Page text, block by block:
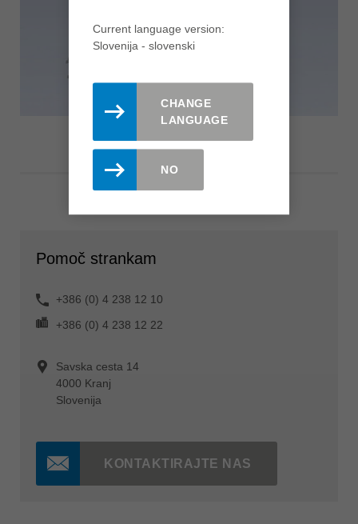
Pomoč strankam
+386 (0) 4 238 12 10
+386 (0) 4 238 12 22
Savska cesta 14
4000 Kranj
Slovenija
KONTAKTIRAJTE NAS
Current language version:
Slovenija - slovenski
CHANGE
LANGUAGE
NO